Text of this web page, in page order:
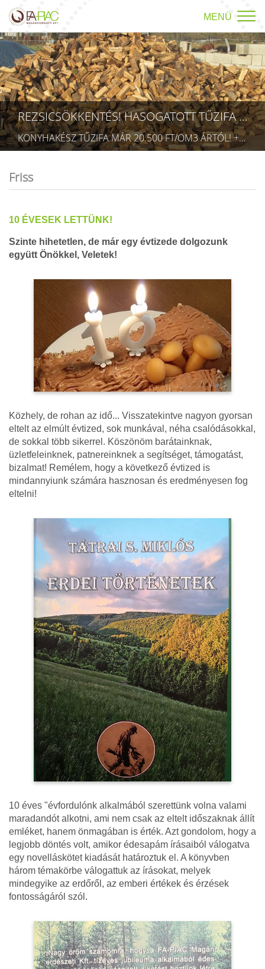
MENÜ
REZSICSÖKKENTÉS! HASOGATOTT TŰZIFA AKCIÓ!
KONYHAKÉSZ TŰZIFA MÁR 20.500 FT/ÖM3 ÁRTÓL! +36709423403 RÉSZLETEK A TÜZÉP MENÜPONTBAN! (TECHNIKAI AZONOSÍTÓ: AA 5832075)
HÁLÓS CSOMAGOLT TŰZIFA AKCIÓ!
HÁLÓS CSOMAGOLT KONYHAKÉSZ TŰZIFA MÁR 40.990 FT/HÁLÓS CSOMAG ÁRTÓL! +36709423403 RÉSZLETEK A TÜZÉP MENÜPONTBAN, VAGY A HIRDETÉSEKBEN! (TECHNIKAI AZONOSÍTÓ: AA 5832075)
Friss
10 ÉVESEK LETTÜNK!
Szinte hihetetlen, de már egy évtizede dolgozunk
együtt Önökkel, Veletek!
Közhely, de rohan az idő... Visszatekintve nagyon gyorsan
eltelt az elmúlt évtized, sok munkával, néha csalódásokkal,
de sokkal több sikerrel. Köszönöm barátainknak,
üzletfeleinknek, patnereinknek a segítséget, támogatást,
bizalmat! Remélem, hogy a következő évtized is
mindannyiunk számára hasznosan és eredményesen fog
eltelni!
10 éves "évfordulónk alkalmából szerettünk volna valami
maradandót alkotni, ami nem csak az eltelt időszaknak állít
emléket, hanem önmagában is érték. Azt gondolom, hogy a
legjobb döntés volt, amikor édesapám írásaiból válogatva
egy novelláskötet kiadását határoztuk el. A könyvben
három témakörbe válogattuk az írásokat, melyek
mindegyike az erdőről, az emberi értékek és érzések
fontosságáról szól.